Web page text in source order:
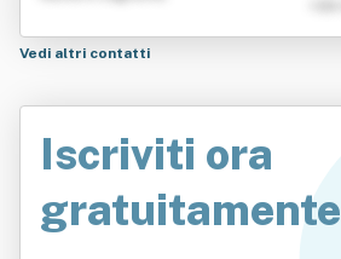
Vedi altri contatti
Iscriviti ora
gratuitamente